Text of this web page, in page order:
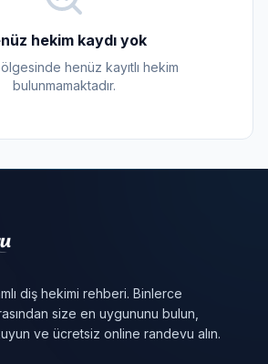
hekim kaydı yok
henüz kayıtlı hekim
bulunmamaktadır.
diş hekimi rehberi. Binlerce
size en uygununu bulun,
ve ücretsiz online randevu alın.